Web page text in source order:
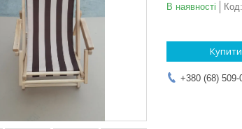
В наявності Код:
Купити
+380 (68) 509-